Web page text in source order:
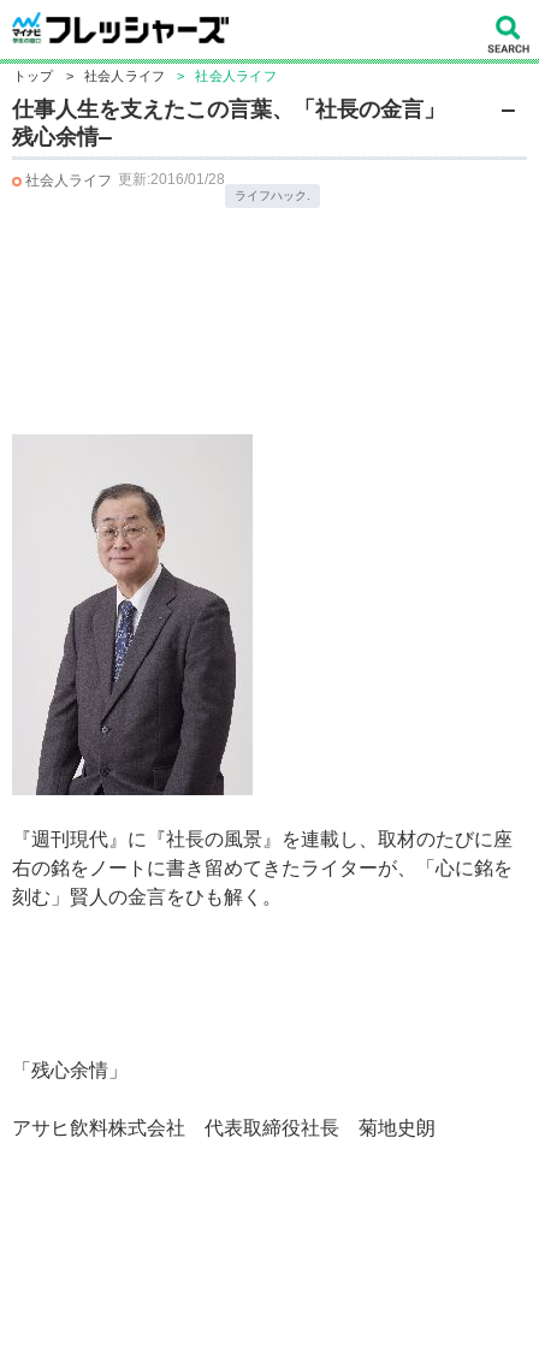
トップ > 社会人ライフ > 社会人ライフ
仕事人生を支えたこの言葉、「社長の金言」 ―
残心余情―
社会人ライフ 更新:2016/01/28
ライフハック.
『週刊現代』に『社長の風景』を連載し、取材のたびに座
右の銘をノートに書き留めてきたライターが、「心に銘を
刻む」賢人の金言をひも解く。
「残心余情」
アサヒ飲料株式会社 代表取締役社長 菊地史朗